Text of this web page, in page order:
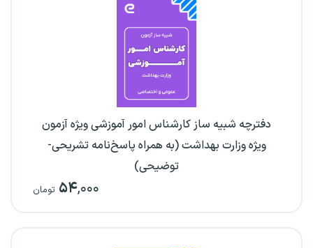
دفترچه شبیه ساز کارشناس امور آموزشی ویژه آزمون
ویژه وزارت بهداشت (به همراه پاسخ‌نامه تشریحی-
توضیحی)
۵۴,۰۰۰ تومان